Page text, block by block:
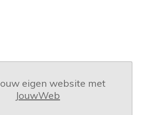
eigen website met
JouwWeb